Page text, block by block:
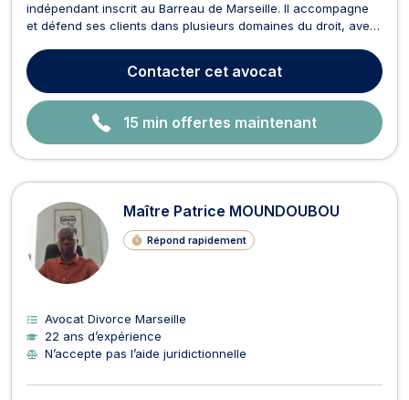
indépendant inscrit au Barreau de Marseille. Il accompagne
et défend ses clients dans plusieurs domaines du droit, avec
intervient notamment en droit des personnes et de la famille,
devant le juge aux affaires familiales, pour les ques...
Contacter cet avocat
15 min offertes maintenant
Maître Patrice MOUNDOUBOU
Répond rapidement
Avocat Divorce Marseille
22 ans d’expérience
N’accepte pas l’aide juridictionnelle